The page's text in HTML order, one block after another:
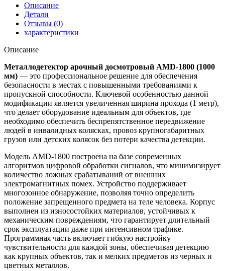
Описание
Детали
Отзывы (0)
характеристики
Описание
Металлодетектор арочный досмотровый AMD-1800 (1000
мм) — это профессиональное решение для обеспечения
безопасности в местах с повышенными требованиями к
пропускной способности. Ключевой особенностью данной
модификации является увеличенная ширина прохода (1 метр),
что делает оборудование идеальным для объектов, где
необходимо обеспечить беспрепятственное передвижение
людей в инвалидных колясках, провоз крупногабаритных
грузов или детских колясок без потери качества детекции.
Модель AMD-1800 построена на базе современных
алгоритмов цифровой обработки сигналов, что минимизирует
количество ложных срабатываний от внешних
электромагнитных помех. Устройство поддерживает
многозонное обнаружение, позволяя точно определить
положение запрещенного предмета на теле человека. Корпус
выполнен из износостойких материалов, устойчивых к
механическим повреждениям, что гарантирует длительный
срок эксплуатации даже при интенсивном трафике.
Программная часть включает гибкую настройку
чувствительности для каждой зоны, обеспечивая детекцию
как крупных объектов, так и мелких предметов из черных и
цветных металлов.